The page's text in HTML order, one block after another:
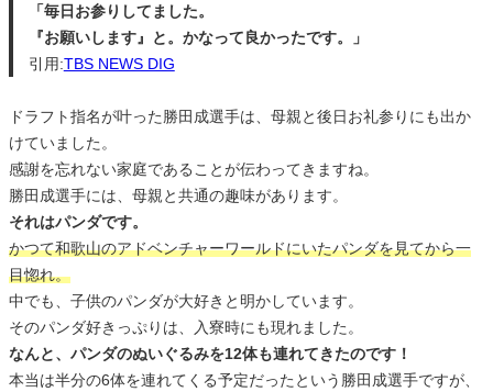
「毎日お参りしてました。
『お願いします』と。かなって良かったです。」
引用:TBS NEWS DIG
ドラフト指名が叶った勝田成選手は、母親と後日お礼参りにも出か
けていました。
感謝を忘れない家庭であることが伝わってきますね。
勝田成選手には、母親と共通の趣味があります。
それはパンダです。
かつて和歌山のアドベンチャーワールドにいたパンダを見てから一
目惚れ。
中でも、子供のパンダが大好きと明かしています。
そのパンダ好きっぷりは、入寮時にも現れました。
なんと、パンダのぬいぐるみを12体も連れてきたのです！
本当は半分の6体を連れてくる予定だったという勝田成選手ですが、